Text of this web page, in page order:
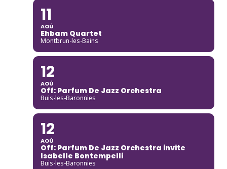
11
AOÛ
Ehbam Quartet
Montbrun-les-Bains
12
AOÛ
Off: Parfum De Jazz Orchestra
Buis-les-Baronnies
12
AOÛ
Off: Parfum De Jazz Orchestra invite
Isabelle Bontempelli
Buis-les-Baronnies